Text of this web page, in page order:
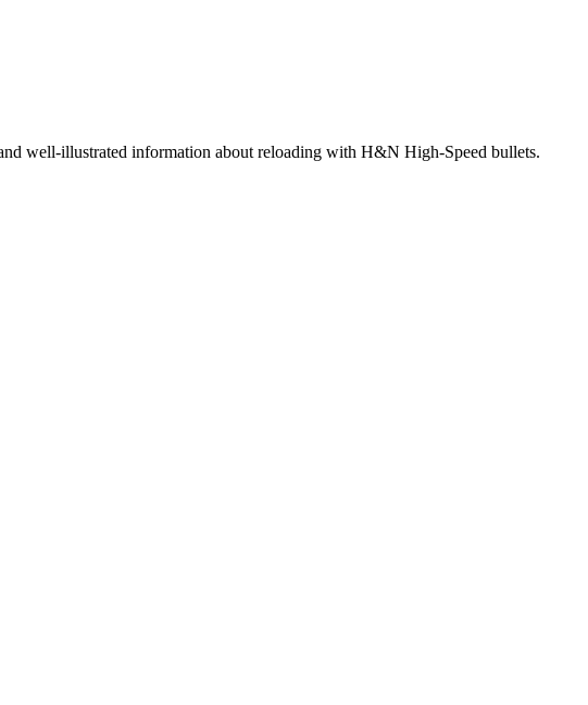
well-illustrated information about reloading with H&N High-Speed bullets.